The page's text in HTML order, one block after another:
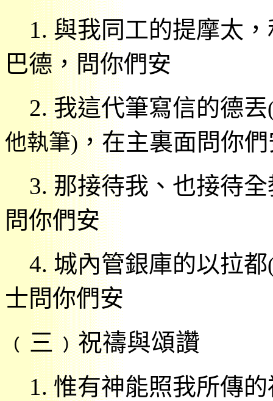
1.與我同工的提摩太
巴德，問你們安
2.我這代筆寫信的德丟
他執筆)，在主裏面問你
3.那接待我、 也接待
問你們安
4.城內管銀庫的以拉都
士問你們安
﹙三﹚祝禱與頌讚
1.惟有神能照我所傳